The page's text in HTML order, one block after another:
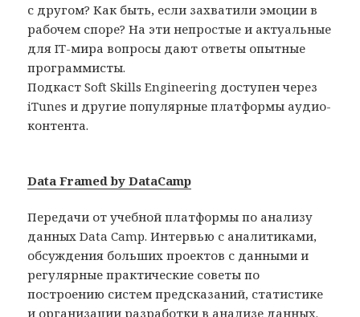
с другом? Как быть, если захватили эмоции в
рабочем споре? На эти непростые и актуальные
для IT-мира вопросы дают ответы опытные
программисты.
Подкаст Soft Skills Engineering доступен через
iTunes и другие популярные платформы аудио-
контента.
Data Framed by DataCamp
Передачи от учебной платформы по анализу
данных Data Camp. Интервью с аналитиками,
обсуждения больших проектов с данными и
регулярные практические советы по
построению систем предсказаний, статистике
и организации разработки в анализе данных.